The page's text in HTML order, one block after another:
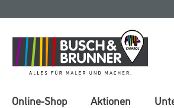
springen
springen
Online-Shop Aktionen